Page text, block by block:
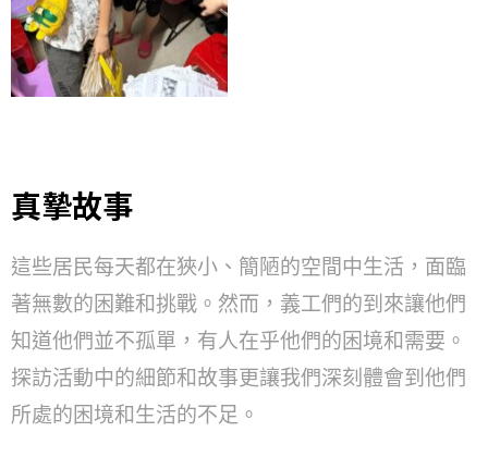
真摯故事
這些居民每天都在狹小、簡陋的空間中生活，面臨
著無數的困難和挑戰。然而，義工們的到來讓他們
知道他們並不孤單，有人在乎他們的困境和需要。
探訪活動中的細節和故事更讓我們深刻體會到他們
所處的困境和生活的不足。